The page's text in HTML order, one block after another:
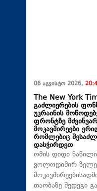
06 აგვისტო 2026,
The New York
გაძლიერების
უკრაინის
ფრონტზე
მოკავშირეები
რომლებიც
დასჭირდეთ
ომის დიდი
ვოლოდიმირ
თაობაზე შედეგი